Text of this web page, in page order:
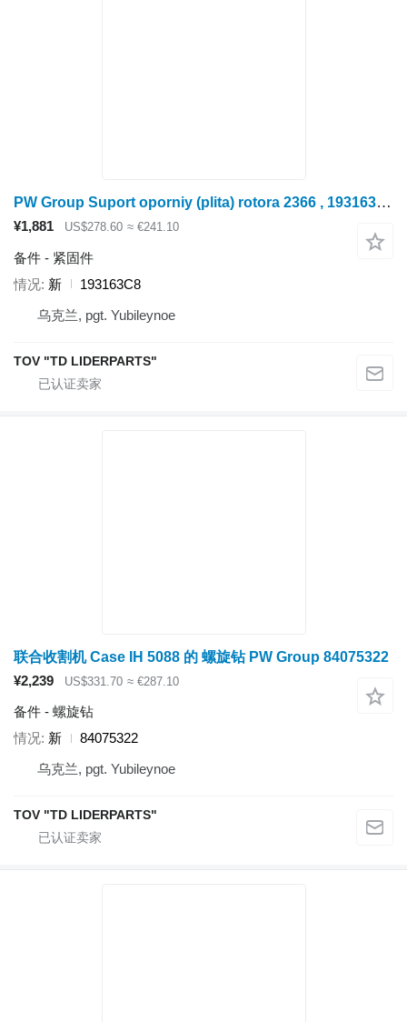
PW Group Suport oporniy (plita) rotora 2366 , 193163C7, 1 193163C8
¥1,881 US$278.60 ≈ €241.10
备件 - 紧固件
情况 新
193163C8
乌克兰, pgt. Yubileynoe
TOV "TD LIDERPARTS"
联合收割机 Case IH 5088 的 螺旋钻 PW Group 84075322
¥2,239
US$331.70 ≈ €287.10
备件 - 螺旋钻
情况 新
84075322
乌克兰, pgt. Yubileynoe
TOV "TD LIDERPARTS"